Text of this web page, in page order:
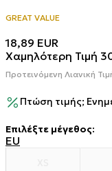
GREAT VALUE
18,89 EUR
Χαμηλότερη Τιμή
Προτεινόμενη Λιανική
Πτώση τιμής;
Επιλέξτε μέγεθος:
EU